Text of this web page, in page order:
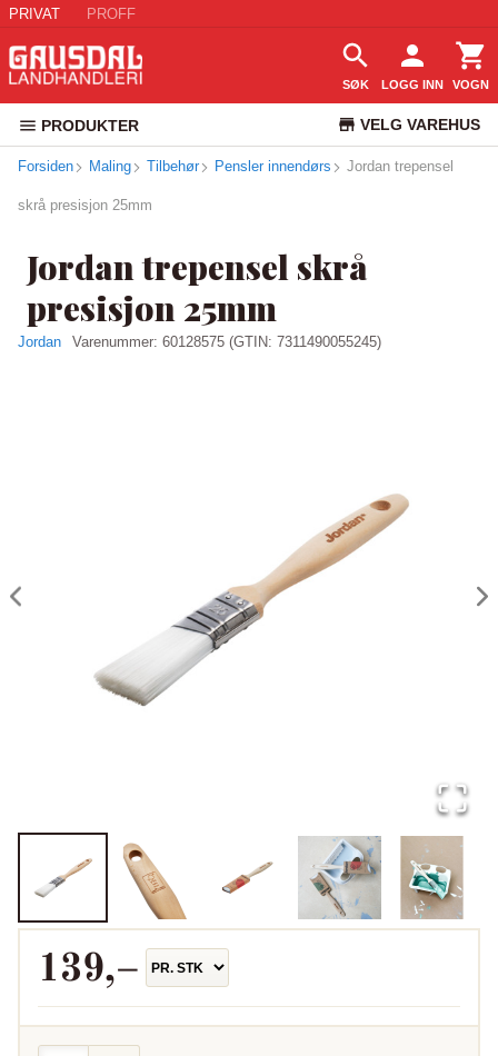
PRIVAT PROFF
SØK LOGG INN VOGN
PRODUKTER VELG VAREHUS
KUNDESERVICE
Forsiden Maling Tilbehør Pensler innendørs Jordan trepensel
skrå presisjon 25mm
Jordan trepensel skrå
presisjon 25mm
Jordan Varenummer: 60128575 (GTIN: 7311490055245)
139,–